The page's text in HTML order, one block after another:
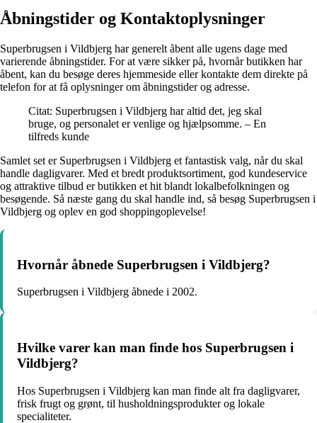
Åbningstider og Kontaktoplysninger
Superbrugsen i Vildbjerg har generelt åbent alle ugens dage med
varierende åbningstider. For at være sikker på, hvornår butikken har
åbent, kan du besøge deres hjemmeside eller kontakte dem direkte på
telefon for at få oplysninger om åbningstider og adresse.
Citat: Superbrugsen i Vildbjerg har altid det, jeg skal
bruge, og personalet er venlige og hjælpsomme. – En
tilfreds kunde
Samlet set er Superbrugsen i Vildbjerg et fantastisk valg, når du skal
handle dagligvarer. Med et bredt produktsortiment, god kundeservice
og attraktive tilbud er butikken et hit blandt lokalbefolkningen og
besøgende. Så næste gang du skal handle ind, så besøg Superbrugsen i
Vildbjerg og oplev en god shoppingoplevelse!
Hvornår åbnede Superbrugsen i Vildbjerg?
Superbrugsen i Vildbjerg åbnede i 2002.
Hvilke varer kan man finde hos Superbrugsen i
Vildbjerg?
Hos Superbrugsen i Vildbjerg kan man finde alt fra dagligvarer,
frisk frugt og grønt, til husholdningsprodukter og lokale
specialiteter.